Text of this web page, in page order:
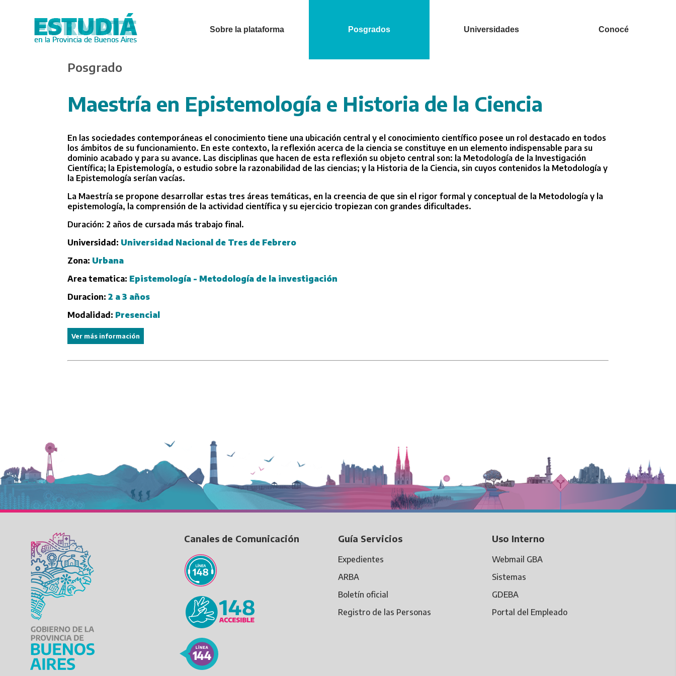
Sobre la plataforma Posgrados Universidades Conocé
Posgrado
Maestría en Epistemología e Historia de la Ciencia
En las sociedades contemporáneas el conocimiento tiene una ubicación central y el conocimiento científico posee un rol destacado en todos
los ámbitos de su funcionamiento. En este contexto, la reflexión acerca de la ciencia se constituye en un elemento indispensable para su
dominio acabado y para su avance. Las disciplinas que hacen de esta reflexión su objeto central son: la Metodología de la Investigación
Científica; la Epistemología, o estudio sobre la razonabilidad de las ciencias; y la Historia de la Ciencia, sin cuyos contenidos la Metodología y
la Epistemología serían vacías.
La Maestría se propone desarrollar estas tres áreas temáticas, en la creencia de que sin el rigor formal y conceptual de la Metodología y la
epistemología, la comprensión de la actividad científica y su ejercicio tropiezan con grandes dificultades.
Duración: 2 años de cursada más trabajo final.
Universidad: Universidad Nacional de Tres de Febrero
Zona: Urbana
Area tematica: Epistemología - Metodología de la investigación
Duracion:2 a 3 años
Modalidad: Presencial
Ver más información
Canales de Comunicación Guía Servicios
Expedientes
ARBA
Boletín oficial
Registro de las Personas
Uso Interno
Webmail GBA
Sistemas
GDEBA
Portal del Empleado